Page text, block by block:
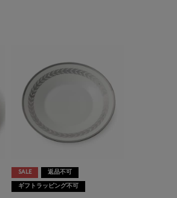
SALE 返品不可
ギフトラッピング不可